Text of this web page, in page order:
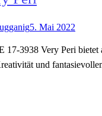
5. Mai 2022
3938 Very Peri bietet
und